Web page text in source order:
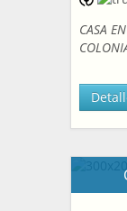
CASA